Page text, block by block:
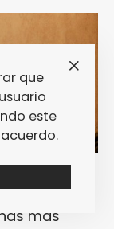
» es muy
más
que
este